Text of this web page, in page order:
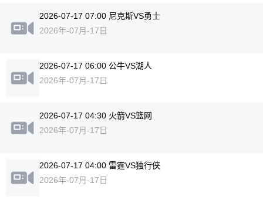
2026-07-17 07:00 尼克斯VS勇士
2026年-07月-17日
2026-07-17 06:00 公牛VS湖人
2026年-07月-17日
2026-07-17 04:30 火箭VS篮网
2026年-07月-17日
2026-07-17 04:00 雷霆VS独行侠
2026年-07月-17日